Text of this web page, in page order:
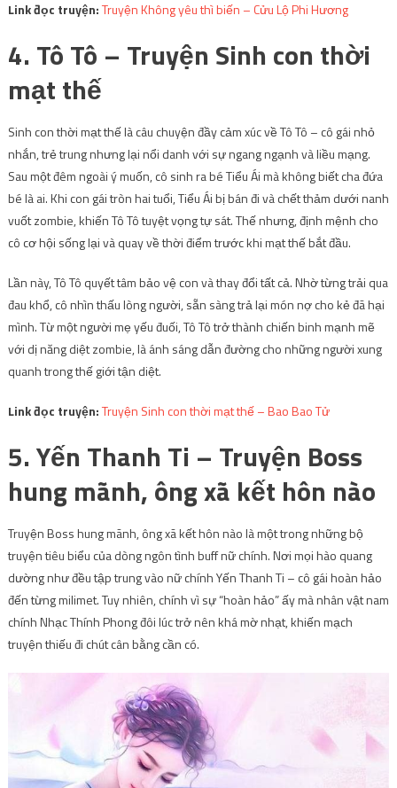
Link đọc truyện:Truyện Không yêu thì biến – Cửu Lộ Phi Hương
4. Tô Tô – Truyện Sinh con thời
mạt thế
Sinh con thời mạt thế là câu chuyện đầy cảm xúc về Tô Tô – cô gái nhỏ
nhắn, trẻ trung nhưng lại nổi danh với sự ngang ngạnh và liều mạng.
Sau một đêm ngoài ý muốn, cô sinh ra bé Tiểu Ái mà không biết cha đứa
bé là ai. Khi con gái tròn hai tuổi, Tiểu Ái bị bán đi và chết thảm dưới nanh
vuốt zombie, khiến Tô Tô tuyệt vọng tự sát. Thế nhưng, định mệnh cho
cô cơ hội sống lại và quay về thời điểm trước khi mạt thế bắt đầu.
Lần này, Tô Tô quyết tâm bảo vệ con và thay đổi tất cả. Nhờ từng trải qua
đau khổ, cô nhìn thấu lòng người, sẵn sàng trả lại món nợ cho kẻ đã hại
mình. Từ một người mẹ yếu đuối, Tô Tô trở thành chiến binh mạnh mẽ
với dị năng diệt zombie, là ánh sáng dẫn đường cho những người xung
quanh trong thế giới tận diệt.
Link đọc truyện:Truyện Sinh con thời mạt thế – Bao Bao Tử
5. Yến Thanh Ti – Truyện Boss
hung mãnh, ông xã kết hôn nào
Truyện Boss hung mãnh, ông xã kết hôn nào là một trong những bộ
truyện tiêu biểu của dòng ngôn tình buff nữ chính. Nơi mọi hào quang
dường như đều tập trung vào nữ chính Yến Thanh Ti – cô gái hoàn hảo
đến từng milimet. Tuy nhiên, chính vì sự “hoàn hảo” ấy mà nhân vật nam
chính Nhạc Thính Phong đôi lúc trở nên khá mờ nhạt, khiến mạch
truyện thiếu đi chút cân bằng cần có.